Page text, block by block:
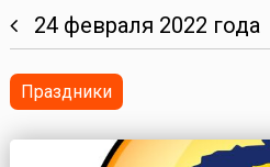
24 февраля 2022 года
Праздники